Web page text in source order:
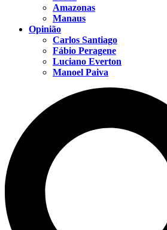
Amazonas
Manaus
Opinião
Carlos Santiago
Fábio Peragene
Luciano Everton
Manoel Paiva